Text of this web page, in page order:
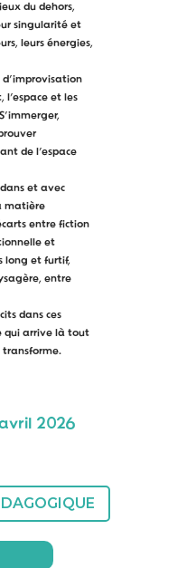
du dehors,
singularité et
s, l eurs énergies,
d’improvisation
l’espace et les
S’immerger,
de l’espace
et avec
matière
entre fiction
et
long et furtif,
entre
dans ces
qui arrive là tout
transforme.
avril 2026